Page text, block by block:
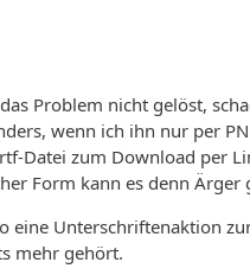
Problem nicht gelöst,
wenn ich ihn nur per
Datei zum Download per
Form kann es denn
eine Unterschriftenaktion
mehr gehört.